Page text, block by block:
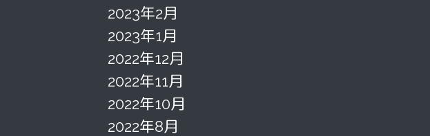
2023年2月
2023年1月
2022年12月
2022年11月
2022年10月
2022年8月